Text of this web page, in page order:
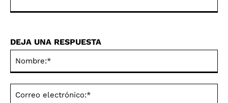
DEJA UNA RESPUESTA